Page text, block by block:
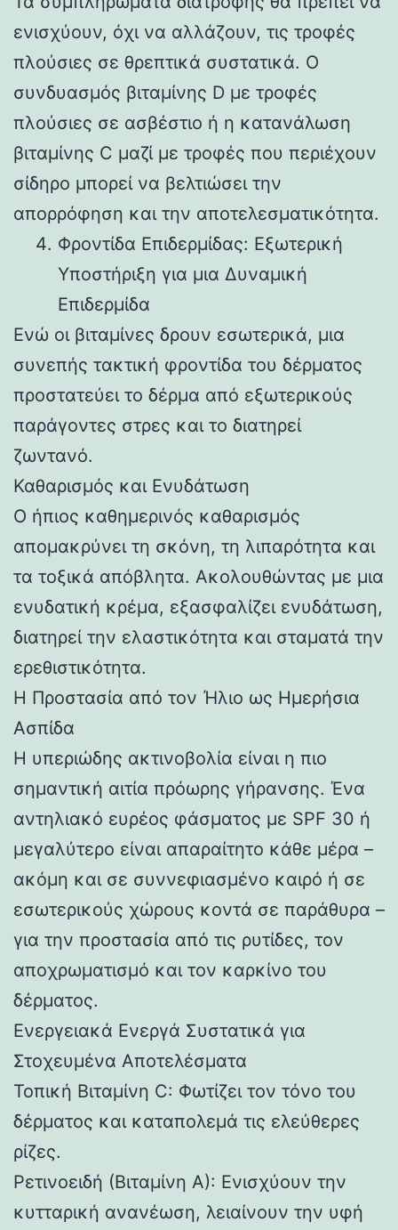
ενισχύουν, όχι να αλλάζουν, τις τροφές
πλούσιες σε θρεπτικά συστατικά. Ο
συνδυασμός βιταμίνης D με τροφές
πλούσιες σε ασβέστιο ή η κατανάλωση
βιταμίνης C μαζί με τροφές που περιέχουν
σίδηρο μπορεί να βελτιώσει την
απορρόφηση και την αποτελεσματικότητα.
Φροντίδα Επιδερμίδας: Εξωτερική
Υποστήριξη για μια Δυναμική
Επιδερμίδα
Ενώ οι βιταμίνες δρουν εσωτερικά, μια
συνεπής τακτική φροντίδα του δέρματος
προστατεύει το δέρμα από εξωτερικούς
παράγοντες στρες και το διατηρεί
ζωντανό.
Καθαρισμός και Ενυδάτωση
Ο ήπιος καθημερινός καθαρισμός
απομακρύνει τη σκόνη, τη λιπαρότητα και
τα τοξικά απόβλητα. Ακολουθώντας με μια
ενυδατική κρέμα, εξασφαλίζει ενυδάτωση,
διατηρεί την ελαστικότητα και σταματά την
ερεθιστικότητα.
Η Προστασία από τον Ήλιο ως Ημερήσια
Ασπίδα
Η υπεριώδης ακτινοβολία είναι η πιο
σημαντική αιτία πρόωρης γήρανσης. Ένα
αντηλιακό ευρέος φάσματος με SPF 30 ή
μεγαλύτερο είναι απαραίτητο κάθε μέρα –
ακόμη και σε συννεφιασμένο καιρό ή σε
εσωτερικούς χώρους κοντά σε παράθυρα –
για την προστασία από τις ρυτίδες, τον
αποχρωματισμό και τον καρκίνο του
δέρματος.
Ενεργειακά Ενεργά Συστατικά για
Στοχευμένα Αποτελέσματα
Τοπική Βιταμίνη C: Φωτίζει τον τόνο του
δέρματος και καταπολεμά τις ελεύθερες
ρίζες.
Ρετινοειδή (Βιταμίνη Α): Ενισχύουν την
κυτταρική ανανέωση, λειαίνουν την υφή